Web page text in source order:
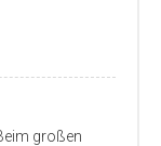
großen